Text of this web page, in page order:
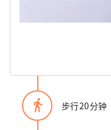
directions_walk 步行20分钟